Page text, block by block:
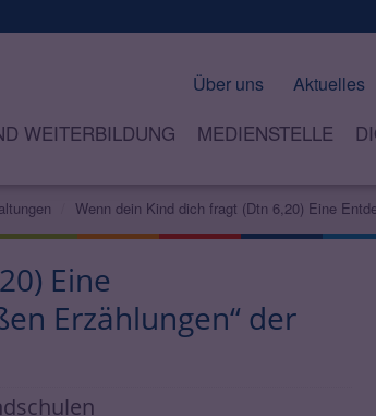
Über uns Aktuelles
WEITERBILDUNG MEDIENSTELLE
Wenn dein Kind dich fragt (Dtn 6,20) Eine
Eine
Erzählungen“ der